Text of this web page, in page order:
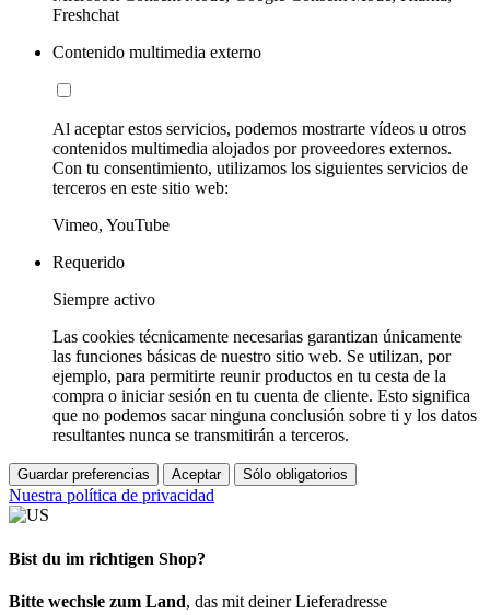
Freshchat
Contenido multimedia externo
Al aceptar estos servicios, podemos mostrarte vídeos u otros
contenidos multimedia alojados por proveedores externos.
Con tu consentimiento, utilizamos los siguientes servicios de
terceros en este sitio web:
Vimeo, YouTube
Requerido
Siempre activo
Las cookies técnicamente necesarias garantizan únicamente
las funciones básicas de nuestro sitio web. Se utilizan, por
ejemplo, para permitirte reunir productos en tu cesta de la
compra o iniciar sesión en tu cuenta de cliente. Esto significa
que no podemos sacar ninguna conclusión sobre ti y los datos
resultantes nunca se transmitirán a terceros.
Guardar preferencias Aceptar Sólo obligatorios
Nuestra política de privacidad
Bist du im richtigen Shop?
Bitte wechsle zum Land, das mit deiner Lieferadresse